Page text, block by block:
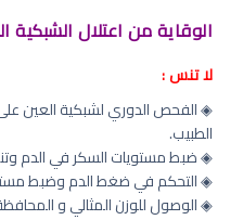
الوقاية من اعتلال الشبكية
لا تنس :
◈ الفحص الدوري لشبكية العين
الطبيب.
◈ ضبط مستويات السكر في الدم
◈ التحكم في ضغط الدم وضبط
◈ الوصول للوزن المثالي و